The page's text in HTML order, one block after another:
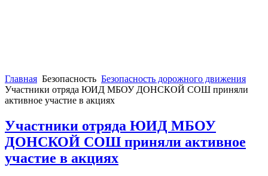
Главная Безопасность Безопасность дорожного движения
Участники отряда ЮИД МБОУ ДОНСКОЙ СОШ приняли
активное участие в акциях
Участники отряда ЮИД МБОУ
ДОНСКОЙ СОШ приняли активное
участие в акциях